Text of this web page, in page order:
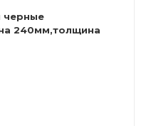
черные
240мм,толщина